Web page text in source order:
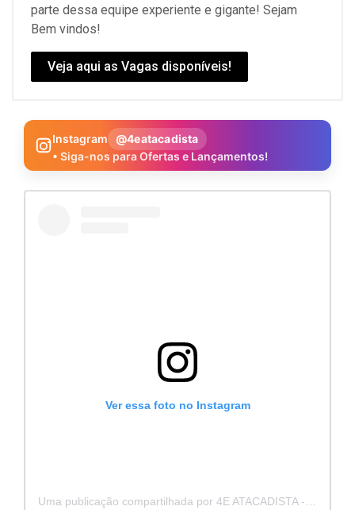
parte dessa equipe experiente e gigante! Sejam
Bem vindos!
Veja aqui as Vagas disponíveis!
Instagram
@4eatacadista
• Siga-nos para Ofertas e Lançamentos!
Ver essa foto no Instagram